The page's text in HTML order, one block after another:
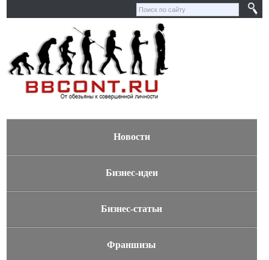
Новости
Бизнес-идеи
Бизнес-статьи
Франшизы